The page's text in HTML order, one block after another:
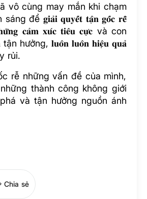
vô cùng may mắn khi chạm
để 𝐠𝐢𝐚̉𝐢 𝐪𝐮𝐲𝐞̂́𝐭 𝐭𝐚̣̂𝐧 𝐠𝐨̂́𝐜 𝐫𝐞̂̃
𝐜𝐚̉𝐦 𝐱𝐮́𝐜 𝐭𝐢𝐞̂𝐮 𝐜𝐮̛̣𝐜 và con
hưởng, 𝐥𝐮𝐨̂𝐧 𝐥𝐮𝐨̂𝐧 𝐡𝐢𝐞̣̂𝐮 𝐪𝐮𝐚̉
rủi.
rễ những vấn đề của mình,
thành công không giới
và tận hưởng nguồn ánh
Chia sẻ